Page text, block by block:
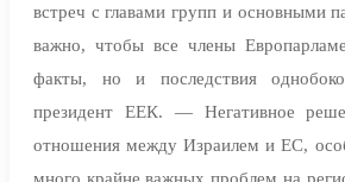
встреч с главами групп и основными
важно, чтобы все члены
факты, но и последствия
президент ЕЕК. — Негативное
отношения между Израилем и ЕС,
много крайне важных проблем на